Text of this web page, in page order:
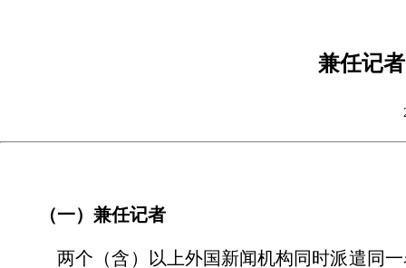
兼任记
（一）兼任记者
两个（含）以上外国新闻机构同时派遣同一